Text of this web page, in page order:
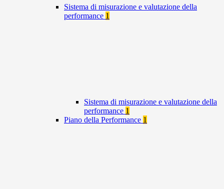
Sistema di misurazione e valutazione della
performance 1
Sistema di misurazione e valutazione della
performance 1
Piano della Performance 1